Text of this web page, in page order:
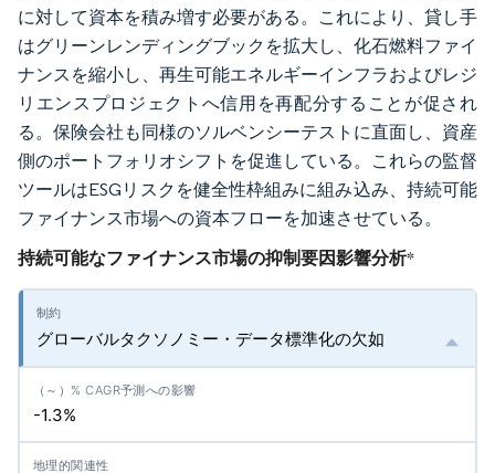
に対して資本を積み増す必要がある。これにより、貸し手
はグリーンレンディングブックを拡大し、化石燃料ファイ
ナンスを縮小し、再生可能エネルギーインフラおよびレジ
リエンスプロジェクトへ信用を再配分することが促され
る。保険会社も同様のソルベンシーテストに直面し、資産
側のポートフォリオシフトを促進している。これらの監督
ツールはESGリスクを健全性枠組みに組み込み、持続可能
ファイナンス市場への資本フローを加速させている。
持続可能なファイナンス市場の抑制要因影響分析*
グローバルタクソノミー・データ標準化の欠如
-1.3%